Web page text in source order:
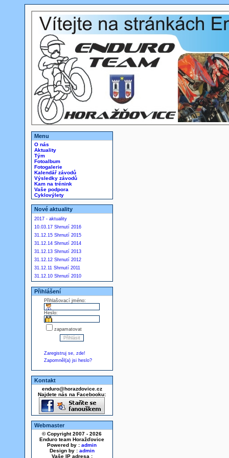
Menu
O nás
Aktuality
Tým
Fotoalbum
Fotogalerie
Kalendář závodů
Výsledky závodů
Kam na trénink
Vaše podpora
Cyklovýlety
Nové aktuality
2017 - aktuality
10.03.17 Shrnutí 2016
31.12.15 Shrnutí 2015
31.12.14 Shrnutí 2014
31.12.13 Shrnutí 2013
31.12.12 Shrnutí 2012
31.12.11 Shrnutí 2011
31.12.10 Shrnutí 2010
Přihlášení
Přihlašovací jméno:
Heslo:
zapamatovat
Zaregistruj se, zde!
Zapomněl(a) jsi heslo?
Kontakt
enduro@horazdovice.cz
Najdete nás na Facebooku:
Webmaster
© Copyright 2007 - 2026
Enduro team Horažďovice
Powered by : admin
Design by : admin
Vaše IP adresa :